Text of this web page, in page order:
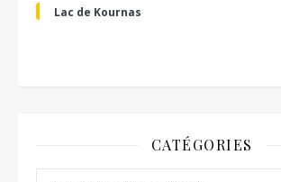
Lac de Kournas
CATÉGORIES